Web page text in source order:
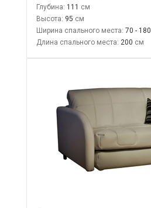
Глубина: 111
Высота: 95
Ширина спального места: 70 - 180
Длина спального места: 200